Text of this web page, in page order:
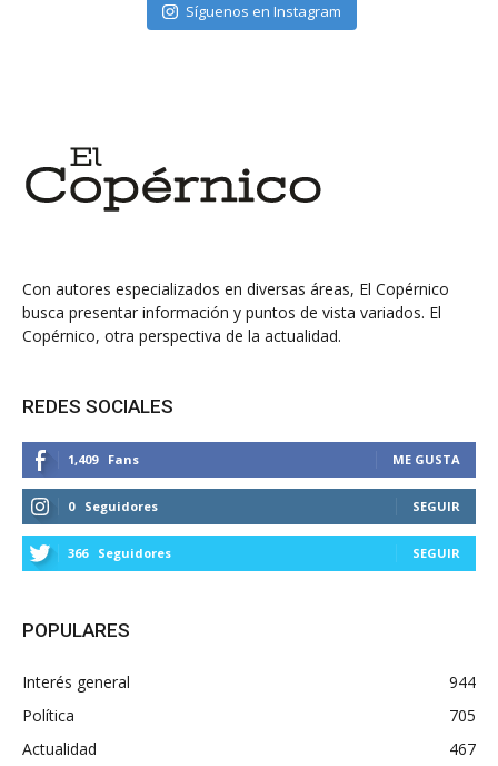
Síguenos en Instagram
Con autores especializados en diversas áreas, El Copérnico
busca presentar información y puntos de vista variados. El
Copérnico, otra perspectiva de la actualidad.
REDES SOCIALES
1,409 Fans ME GUSTA
0 Seguidores SEGUIR
366 Seguidores SEGUIR
POPULARES
Interés general
944
Política
705
Actualidad
467